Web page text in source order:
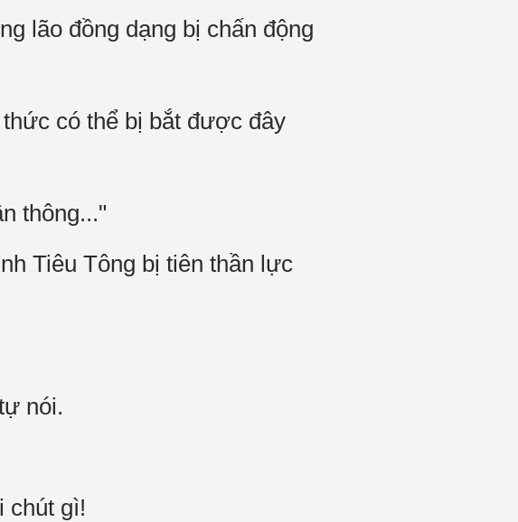
lão đồng dạng bị chấn động
có thể bị bắt được đây
thông..."
Tiêu Tông bị tiên thần lực
nói.
chút gì!